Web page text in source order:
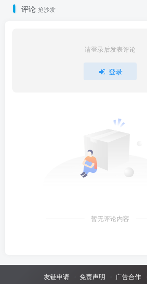
评论 抢沙发
请登录后发表评论
登录
暂无评论内容
友链申请 免责声明 广告合作